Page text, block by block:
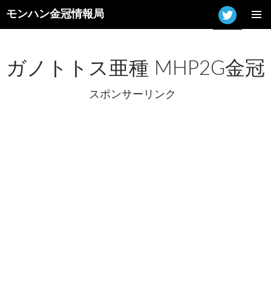
モンハン金冠情報局
ツ
ガノトトス亜種 MHP2G金冠
スポンサーリンク